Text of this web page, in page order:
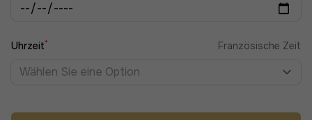
Uhrzeit* Französische Zeit
Wählen Sie eine Option